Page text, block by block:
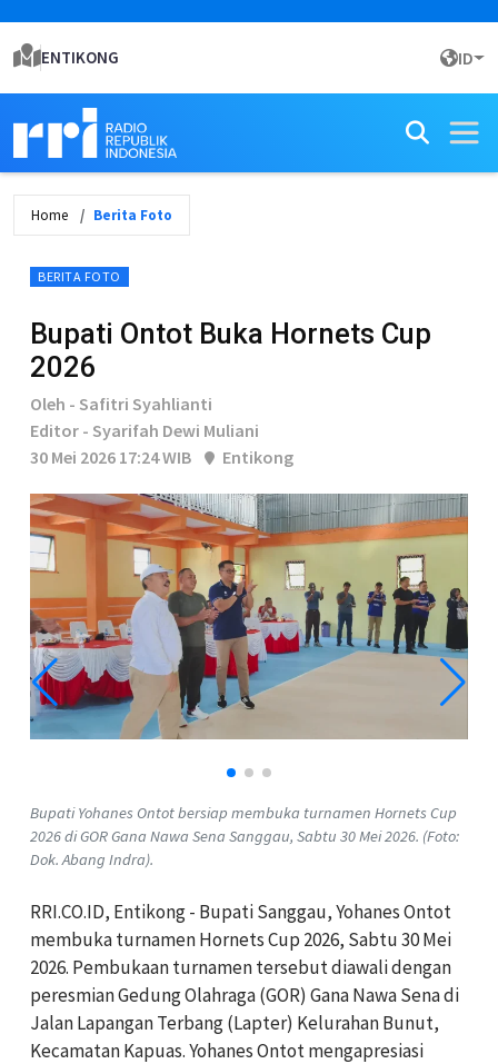
ENTIKONG ID
Home Berita Foto
BERITA FOTO
Bupati Ontot Buka Hornets Cup
2026
Oleh - Safitri Syahlianti
Editor - Syarifah Dewi Muliani
30 Mei 2026 17:24 WIB
Entikong
Bupati Yohanes Ontot bersiap membuka turnamen Hornets Cup
2026 di GOR Gana Nawa Sena Sanggau, Sabtu 30 Mei 2026. (Foto:
Dok. Abang Indra).
RRI.CO.ID, Entikong - Bupati Sanggau, Yohanes Ontot
membuka turnamen Hornets Cup 2026, Sabtu 30 Mei
2026. Pembukaan turnamen tersebut diawali dengan
peresmian Gedung Olahraga (GOR) Gana Nawa Sena di
Jalan Lapangan Terbang (Lapter) Kelurahan Bunut,
Kecamatan Kapuas. Yohanes Ontot mengapresiasi